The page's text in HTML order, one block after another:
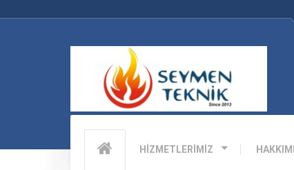
HİZMETLERİMİZ